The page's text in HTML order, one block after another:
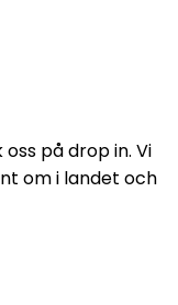
på drop in. Vi
om i landet och